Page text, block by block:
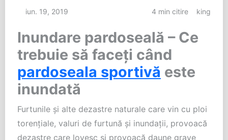
iun. 19, 2019 4 min citire king
Inundare pardoseală – Ce
trebuie să faceți când
pardoseala sportivă este
inundată
Furtunile și alte dezastre naturale care vin cu ploi
torențiale, valuri de furtună și inundații, provoacă
dezastre care lovesc și provoacă daune grave